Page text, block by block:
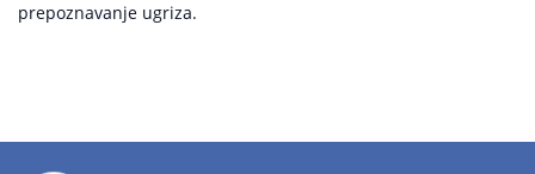
prepoznavanje ugriza.